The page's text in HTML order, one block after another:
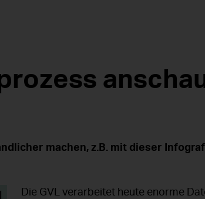
machen, z.B. mit dieser
Die GVL verarbeitet heute enorme